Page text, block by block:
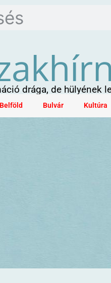
drága, de hülyének
Belföld Bulvár Kultúra